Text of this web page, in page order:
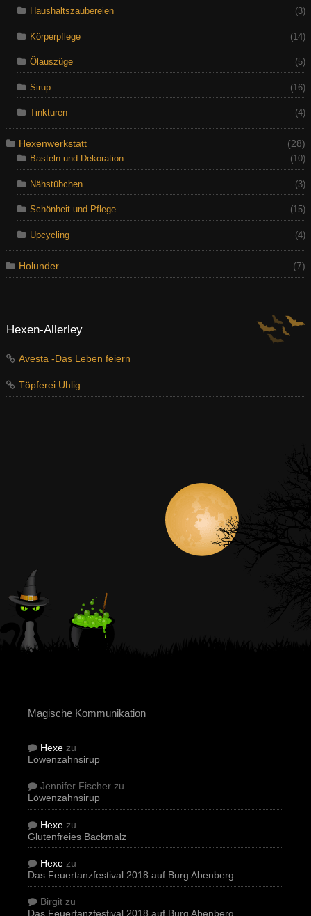
Haushaltszaubereien (3)
Körperpflege (14)
Ölauszüge (5)
Sirup (16)
Tinkturen (4)
Hexenwerkstatt
(28)
Basteln und Dekoration
(10)
Nähstübchen (3)
Schönheit und Pflege (15)
Upcycling (4)
Holunder (7)
Hexen-Allerley
Avesta -Das Leben feiern
Töpferei Uhlig
Magische Kommunikation
Hexe zu
Löwenzahnsirup
Jennifer Fischer zu
Löwenzahnsirup
Hexe zu
Glutenfreies Backmalz
Hexe zu
Das Feuertanzfestival 2018 auf Burg Abenberg
Birgit zu
Das Feuertanzfestival 2018 auf Burg Abenberg